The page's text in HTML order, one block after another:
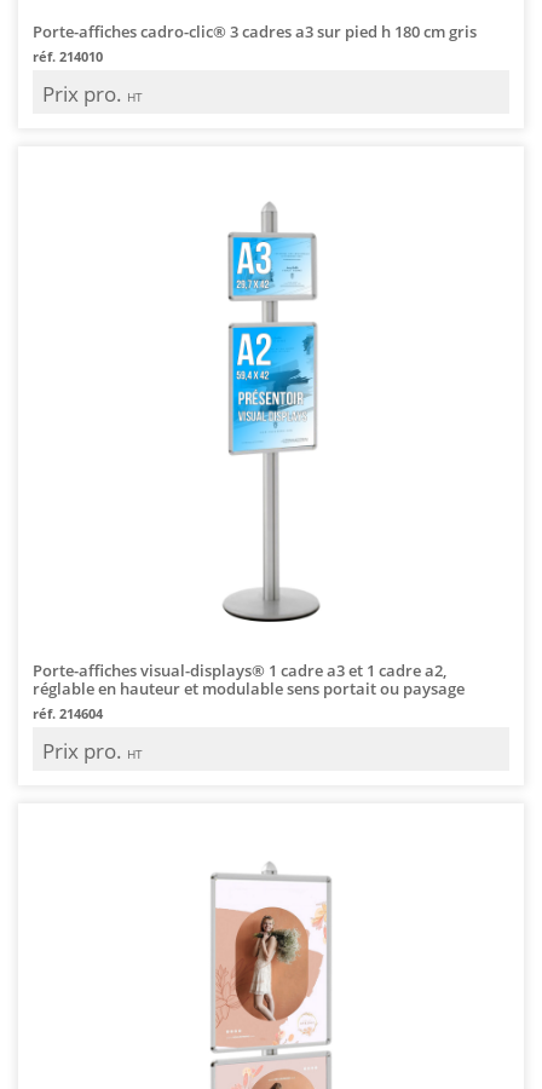
Porte-affiches cadro-clic® 3 cadres a3 sur pied h 180 cm gris
réf. 214010
Prix pro. HT
Porte-affiches visual-displays® 1 cadre a3 et 1 cadre a2,
réglable en hauteur et modulable sens portait ou paysage
réf. 214604
Prix pro. HT